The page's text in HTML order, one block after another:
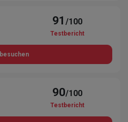
91/100
Testbericht
besuchen
90/100
Testbericht